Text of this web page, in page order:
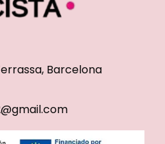
Barcelona